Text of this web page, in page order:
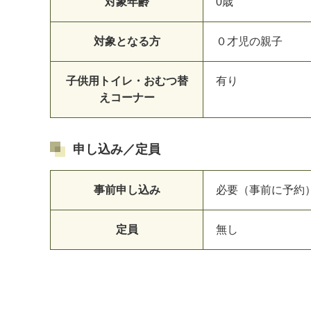
対象となる方 ０才児の親子
子供用トイレ・おむつ替
えコーナー
有り
申し込み／定員
事前申し込み 必要（事前に予約
定員 無し